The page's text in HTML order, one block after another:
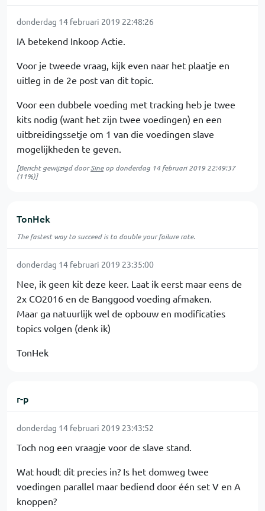
donderdag 14 februari 2019 22:48:26
IA betekend Inkoop Actie.
Voor je tweede vraag, kijk even naar het plaatje en
uitleg in de 2e post van dit topic.
Voor een dubbele voeding met tracking heb je twee
kits nodig (want het zijn twee voedingen) en een
uitbreidingssetje om 1 van die voedingen slave
mogelijkheden te geven.
[Bericht gewijzigd doorSineop donderdag 14 februari 2019 22:49:37
(11%)]
TonHek
The fastest way to succeed is to double your failure rate.
donderdag 14 februari 2019 23:35:00
Nee, ik geen kit deze keer. Laat ik eerst maar eens de
2x CO2016 en de Banggood voeding afmaken.
Maar ga natuurlijk wel de opbouw en modificaties
topics volgen (denk ik)
TonHek
r-p
donderdag 14 februari 2019 23:43:52
Toch nog een vraagje voor de slave stand.
Wat houdt dit precies in? Is het domweg twee
voedingen parallel maar bediend door één set V en A
knoppen?